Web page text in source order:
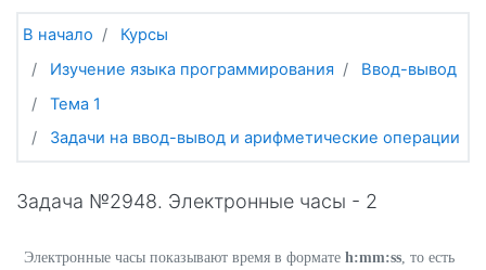
В начало
Курсы
Изучение языка программирования
Ввод-вывод
Тема 1
Задачи на ввод-вывод и арифметические операции
Задача №2948. Электронные часы - 2
Электронные часы показывают время в формате h:mm:ss , то есть